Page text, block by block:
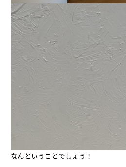
なんということでしょう！